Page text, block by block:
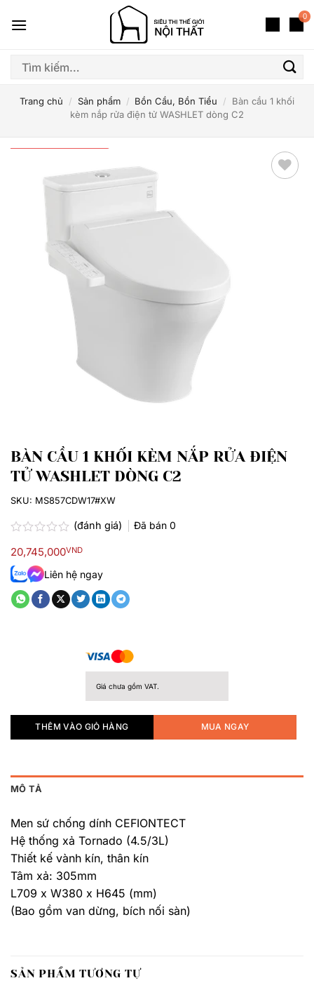
qua
dung
0
Tìm
Trang chủ / Sản phẩm / Bồn Cầu, Bồn Tiểu /
Bàn cầu 1 khối
kèm nắp rửa điện tử WASHLET dòng C2
BÀN CẦU 1 KHỐI KÈM NẮP RỬA ĐIỆN
TỬ WASHLET DÒNG C2
xếp
hạng
0.0
sao
(đánh giá) Đã bán 0
20,745,000VND
Liên hệ ngay
Giá chưa gồm VAT.
THÊM VÀO GIỎ HÀNG MUA NGAY
SKU: MS857CDW17#XW
MÔ TẢ
Men sứ chống dính CEFIONTECT
Hệ thống xả Tornado (4.5/3L)
Thiết kế vành kín, thân kín
Tâm xả: 305mm
L709 x W380 x H645 (mm)
(Bao gồm van dừng, bích nối sàn)
SẢN PHẨM TƯƠNG TỰ